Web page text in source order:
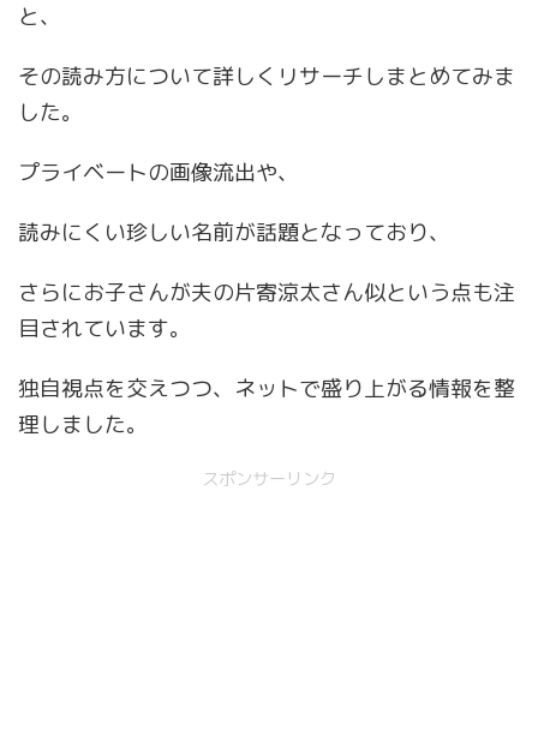
と、
その読み方について詳しくリサーチしまとめてみま
した。
プライベートの画像流出や、
読みにくい珍しい名前が話題となっており、
さらにお子さんが夫の片寄涼太さん似という点も注
目されています。
独自視点を交えつつ、ネットで盛り上がる情報を整
理しました。
スポンサーリンク